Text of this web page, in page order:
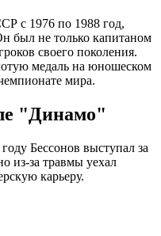
с 1976 по 1988 год,
был не только капитаном
своего поколения.
медаль на юношеском
мира.
"Динамо"
Бессонов выступал за
из-за травмы уехал
карьеру.